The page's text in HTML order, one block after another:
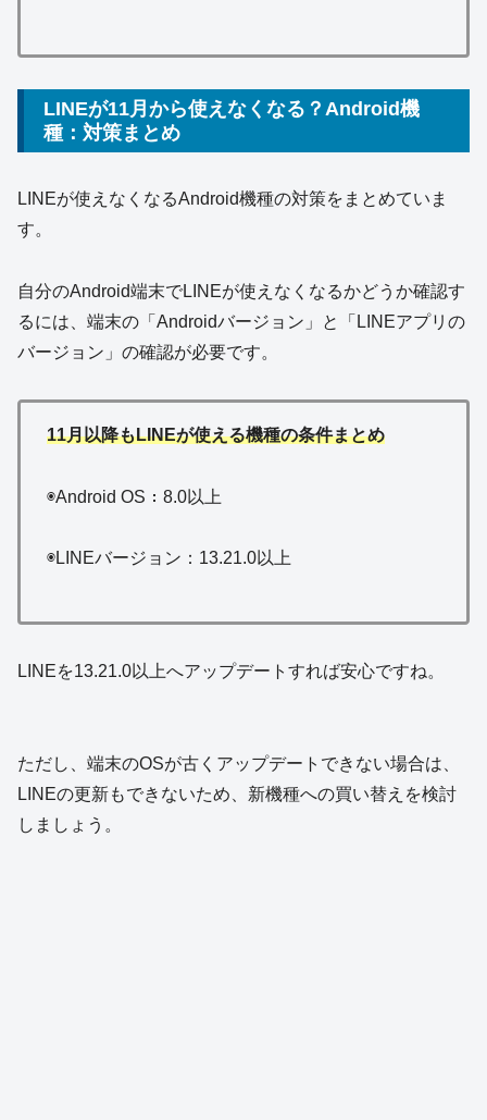
LINEが11月から使えなくなる？Android機
種：対策まとめ
LINEが使えなくなるAndroid機種の対策をまとめていま
す。
自分のAndroid端末でLINEが使えなくなるかどうか確認す
るには、端末の「Androidバージョン」と「LINEアプリの
バージョン」の確認が必要です。
11月以降もLINEが使える機種の条件まとめ
◉Android OS：8.0以上
◉LINEバージョン：13.21.0以上
LINEを13.21.0以上へアップデートすれば安心ですね。
ただし、端末のOSが古くアップデートできない場合は、
LINEの更新もできないため、新機種への買い替えを検討
しましょう。